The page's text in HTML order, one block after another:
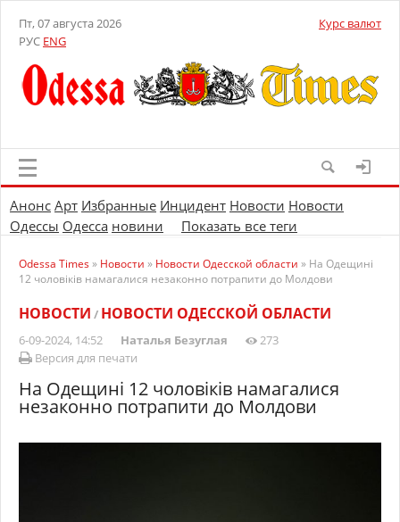
Пт, 07 августа 2026
РУС ENG
Курс валют
Анонс Арт Избранные Инцидент Новости Новости
Одессы Одесса новини Показать все теги
Odessa Times» Новости » Новости Одесской области » На Одещині
12 чоловіків намагалися незаконно потрапити до Молдови
НОВОСТИ / НОВОСТИ ОДЕССКОЙ ОБЛАСТИ
6-09-2024, 14:52 Наталья Безуглая
273
Версия для печати
На Одещині 12 чоловіків намагалися
незаконно потрапити до Молдови